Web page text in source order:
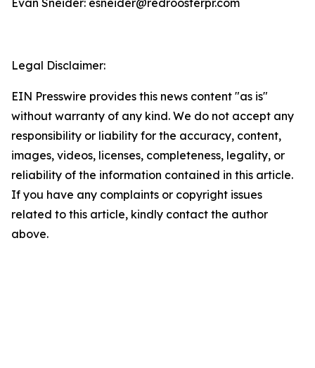
Legal Disclaimer:
EIN Presswire provides this news content "as is"
without warranty of any kind. We do not accept any
responsibility or liability for the accuracy, content,
images, videos, licenses, completeness, legality, or
reliability of the information contained in this article.
If you have any complaints or copyright issues
related to this article, kindly contact the author
above.